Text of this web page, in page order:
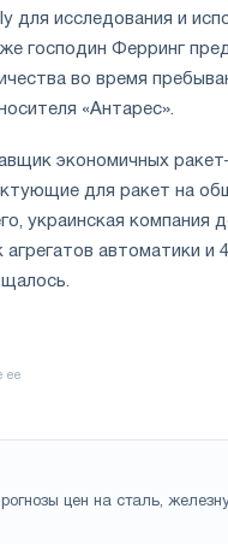
для исследования и
господин Ферринг
во время
«Антарес».
экономичных
для ракет на
украинская компания
автоматики и
цен на сталь,